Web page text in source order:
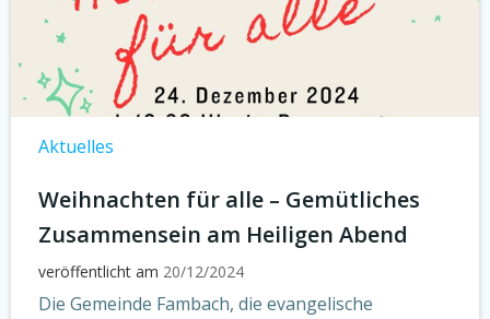
Aktuelles
Weihnachten für alle – Gemütliches
Zusammensein am Heiligen Abend
veröffentlicht am 20/12/2024
Die Gemeinde Fambach, die evangelische